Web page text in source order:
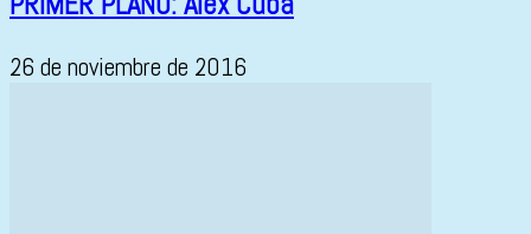
26 de noviembre de 2016